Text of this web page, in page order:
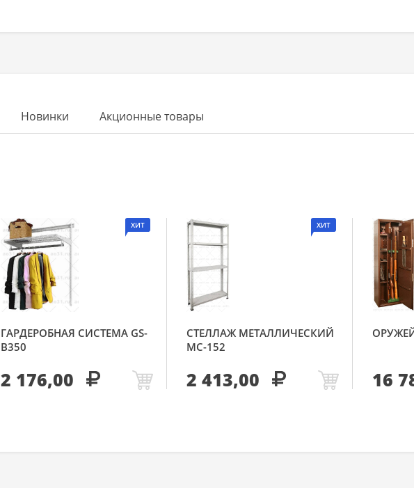
Новинки Акционные товары
ХИТ
ГАРДЕРОБНАЯ СИСТЕМА GS-
В350
2 176,00
ХИТ
СТЕЛЛАЖ МЕТАЛЛИЧЕСКИЙ
МС-152
2 413,00 16